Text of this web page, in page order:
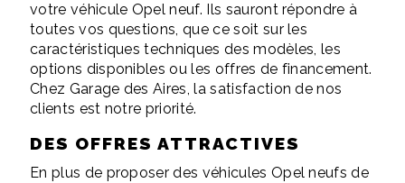
votre véhicule Opel neuf. Ils sauront répondre à
toutes vos questions, que ce soit sur les
caractéristiques techniques des modèles, les
options disponibles ou les offres de financement.
Chez Garage des Aires, la satisfaction de nos
clients est notre priorité.
DES OFFRES ATTRACTIVES
En plus de proposer des véhicules Opel neufs de